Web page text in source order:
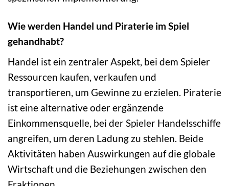
Wie werden Handel und Piraterie im Spiel
gehandhabt?
Handel ist ein zentraler Aspekt, bei dem Spieler
Ressourcen kaufen, verkaufen und
transportieren, um Gewinne zu erzielen. Piraterie
ist eine alternative oder ergänzende
Einkommensquelle, bei der Spieler Handelsschiffe
angreifen, um deren Ladung zu stehlen. Beide
Aktivitäten haben Auswirkungen auf die globale
Wirtschaft und die Beziehungen zwischen den